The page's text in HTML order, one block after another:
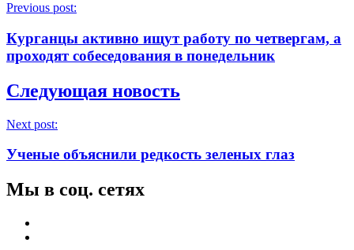
Previous post:
Курганцы активно ищут работу по четвергам, а
проходят собеседования в понедельник
Следующая новость
Next post:
Ученые объяснили редкость зеленых глаз
Мы в соц. сетях